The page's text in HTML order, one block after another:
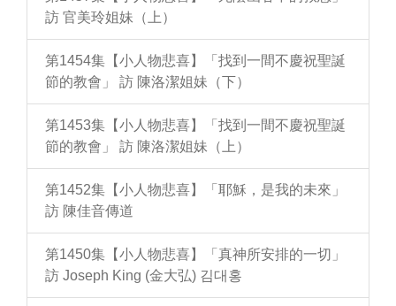
訪 官美玲姐妹（上）
第1454集【小人物悲喜】「找到一間不慶祝聖誕
節的教會」 訪 陳洛潔姐妹（下）
第1453集【小人物悲喜】「找到一間不慶祝聖誕
節的教會」 訪 陳洛潔姐妹（上）
第1452集【小人物悲喜】「耶穌，是我的未來」
訪 陳佳音傳道
第1450集【小人物悲喜】「真神所安排的一切」
訪 Joseph King (金大弘) 김대홍